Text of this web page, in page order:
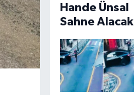
Hande Ünsal
Sahne Alacak